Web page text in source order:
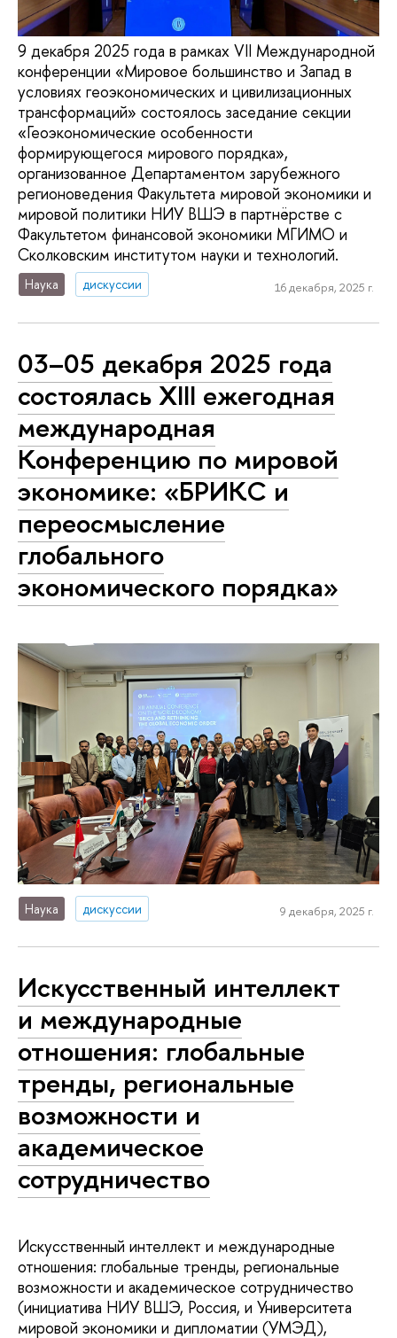
9 декабря 2025 года в рамках VII Международной
конференции «Мировое большинство и Запад в
условиях геоэкономических и цивилизационных
трансформаций» состоялось заседание секции
«Геоэкономические особенности
формирующегося мирового порядка»,
организованное Департаментом зарубежного
регионоведения Факультета мировой экономики и
мировой политики НИУ ВШЭ в партнёрстве с
Факультетом финансовой экономики МГИМО и
Сколковским институтом науки и технологий.
Наука дискуссии 16 декабря, 2025 г.
03–05 декабря 2025 года
состоялась XIII ежегодная
международная
Конференцию по мировой
экономике: «БРИКС и
переосмысление
глобального
экономического порядка»
Наука дискуссии 9 декабря, 2025 г.
Искусственный интеллект
и международные
отношения: глобальные
тренды, региональные
возможности и
академическое
сотрудничество
Искусственный интеллект и международные
отношения: глобальные тренды, региональные
возможности и академическое сотрудничество
(инициатива НИУ ВШЭ, Россия, и Университета
мировой экономики и дипломатии (УМЭД),